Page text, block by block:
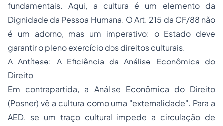
fundamentais. Aqui, a cultura é um elemento da
Dignidade da Pessoa Humana. O Art. 215 da CF/88 não
é um adorno, mas um imperativo: o Estado deve
garantir o pleno exercício dos direitos culturais.
​A Antítese: A Eficiência da Análise Econômica do
Direito
​Em contrapartida, a Análise Econômica do Direito
(Posner) vê a cultura como uma "externalidade". Para a
AED, se um traço cultural impede a circulação de